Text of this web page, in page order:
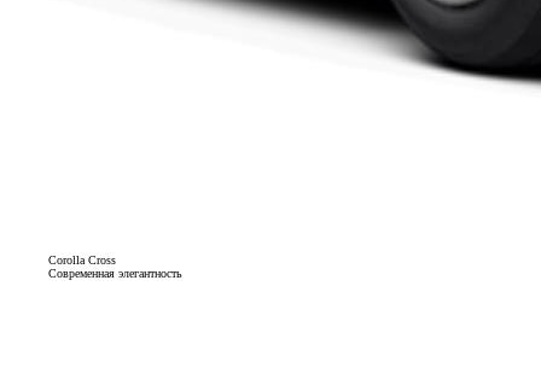
Corolla Cross
Современная элегантность